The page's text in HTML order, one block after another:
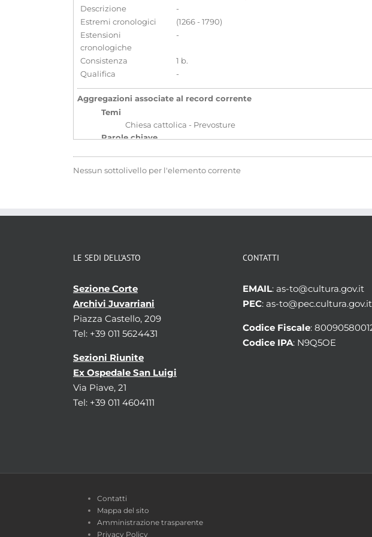
Descrizione
-
Estremi cronologici
(1266 - 1790)
Estensioni
cronologiche
-
Consistenza
1 b.
Qualifica
-
Aggregazioni associate al record corrente
Temi
Chiesa cattolica - Prevosture
Parole chiave
Nessun sottolivello per l'elemento corrente
LE SEDI DELL’ASTO
Sezione Corte
Archivi Juvarriani
Piazza Castello, 209
Tel: +39 011 5624431
Sezioni Riunite
Ex Ospedale San Luigi
Via Piave, 21
Tel: +39 011 4604111
CONTATTI
EMAIL: as-to@cultura.gov.it
PEC: as-to@pec.cultura.gov.it
Codice Fiscale:
Codice IPA: N9Q5OE
Contatti
Mappa del sito
Amministrazione trasparente
Privacy Policy